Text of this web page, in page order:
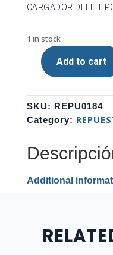
CARGADOR DELL
1 in stock
CARGADOR
TIPO
C
65W
quantity
Add to cart
SKU: REPU0184
Category:
Additional